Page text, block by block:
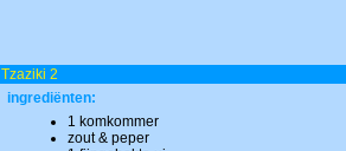
Tzaziki 2
ingrediënten:
1 komkommer
zout & peper